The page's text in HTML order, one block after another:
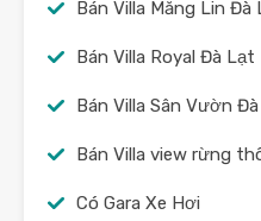
Bán Villa Măng Lin Đà
Bán Villa Royal Đà Lạt
Bán Villa Sân Vườn
Bán Villa view rừng
Có Gara Xe Hơi